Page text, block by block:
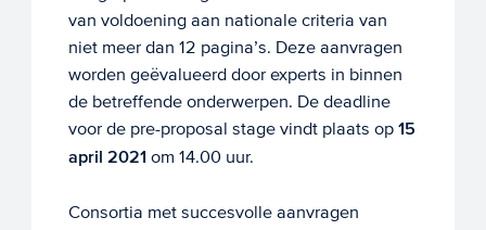
van voldoening aan nationale criteria van
niet meer dan 12 pagina’s. Deze aanvragen
worden geëvalueerd door experts in binnen
de betreffende onderwerpen. De deadline
voor de pre-proposal stage vindt plaats op 15
april 2021 om 14.00 uur.
Consortia met succesvolle aanvragen